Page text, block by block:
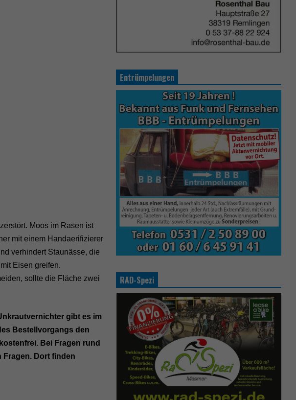
Moos im Rasen ist
mit einem Handaerifizierer
verhindert Staunässe, die
Eisen greifen.
sollte die Fläche zwei
gibt es im
Bestellvorgangs den
Bei Fragen rund
Fragen. Dort finden
Entrümpelungen
RAD-Spezi